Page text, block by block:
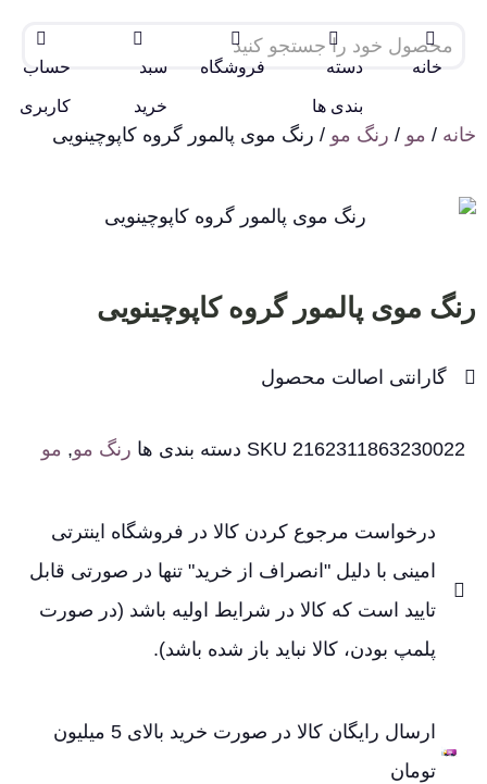
خانه دسته
بندی ها
فروشگاه سبد
خرید
حساب
کاربری
خانه / مو / رنگ مو / رنگ موی پالمور گروه کاپوچینویی
رنگ موی پالمور گروه کاپوچینویی
گارانتی اصالت محصول
SKU 2162311863230022 دسته بندی ها رنگ مو, مو
درخواست مرجوع کردن کالا در فروشگاه اینترتی
امینی با دلیل "انصراف از خرید" تنها در صورتی قابل
تایید است که کالا در شرایط اولیه باشد (در صورت
پلمپ بودن، کالا نباید باز شده باشد).
ارسال رایگان کالا در صورت خرید بالای 5 میلیون
تومان